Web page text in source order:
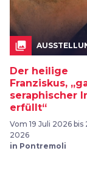
collections
Der heilige
Franziskus,
seraphischer
erfüllt“
Vom 19 Juli 2026 bis
2026
in Pontremoli